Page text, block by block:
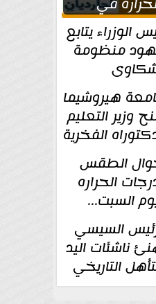
الوزراء يتابع
منظومة
خلال
هيروشيما
وزير التعليم
الفخرية
لما حققه
الطقس
الحراره
السبت...
في
السيسي
ناشئات اليد
التاريخي
نصف نهائي